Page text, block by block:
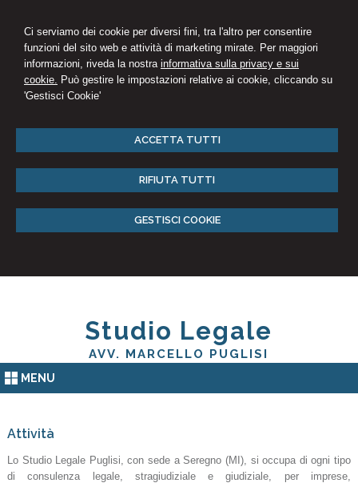
Ci serviamo dei cookie per diversi fini, tra l'altro per consentire
funzioni del sito web e attività di marketing mirate. Per maggiori
informazioni, riveda la nostra informativa sulla privacy e sui
cookie. Può gestire le impostazioni relative ai cookie, cliccando su
'Gestisci Cookie'
ACCETTA TUTTI
RIFIUTA TUTTI
GESTISCI COOKIE
Studio Legale
AVV. MARCELLO PUGLISI
MENU
Attività
Lo Studio Legale Puglisi, con sede a Seregno (MI), si occupa di ogni tipo
di consulenza legale, stragiudiziale e giudiziale, per imprese,